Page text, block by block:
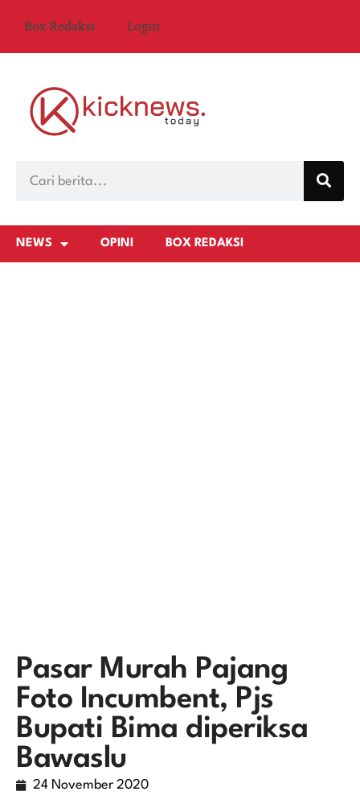
Box Redaksi Login
NEWS OPINI BOX REDAKSI
Pasar Murah Pajang
Foto Incumbent, Pjs
Bupati Bima diperiksa
Bawaslu
24 November 2020